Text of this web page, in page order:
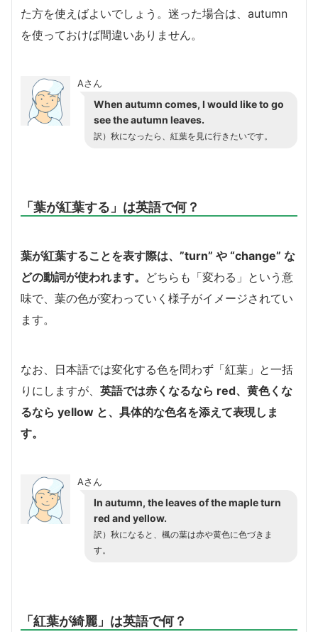
た方を使えばよいでしょう。迷った場合は、autumn
を使っておけば間違いありません。
Aさん
When autumn comes, I would like to go
see the autumn leaves.
訳）秋になったら、紅葉を見に行きたいです。
「葉が紅葉する」は英語で何？
葉が紅葉することを表す際は、”turn” や “change” な
どの動詞が使われます。 どちらも「変わる」という意
味で、葉の色が変わっていく様子がイメージされてい
ます。
なお、日本語では変化する色を問わず「紅葉」と一括
りにしますが、 英語では赤くなるなら red、黄色くな
るなら yellow と、具体的な色名を添えて表現しま
す。
Aさん
In autumn, the leaves of the maple turn
red and yellow.
訳）秋になると、楓の葉は赤や黄色に色づきま
す。
「紅葉が綺麗」は英語で何？